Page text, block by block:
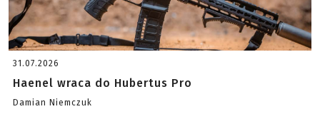
31.07.2026
Haenel wraca do Hubertus Pro
Damian Niemczuk